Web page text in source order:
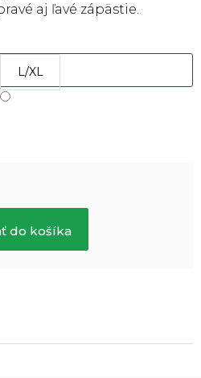
L/XL
do košíka
aj ľavé zápästie.